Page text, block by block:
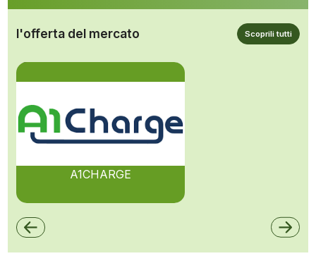
l'offerta del mercato Scoprili tutti
A1CHARGE